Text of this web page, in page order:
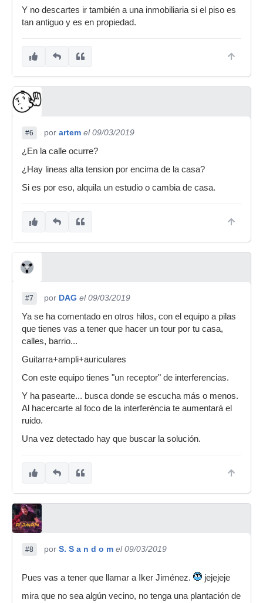
Y no descartes ir también a una inmobiliaria si el piso es
tan antiguo y es en propiedad.
#6 por artem el 09/03/2019
¿En la calle ocurre?
¿Hay lineas alta tension por encima de la casa?
Si es por eso, alquila un estudio o cambia de casa.
#7 por DAG el 09/03/2019
Ya se ha comentado en otros hilos, con el equipo a pilas
que tienes vas a tener que hacer un tour por tu casa,
calles, barrio...
Guitarra+ampli+auriculares
Con este equipo tienes "un receptor" de interferencias.
Y ha pasearte... busca donde se escucha más o menos.
Al hacercarte al foco de la interferéncia te aumentará el
ruido.
Una vez detectado hay que buscar la solución.
#8 por S. S a n d o m el 09/03/2019
Pues vas a tener que llamar a Iker Jiménez.
jejejeje
mira que no sea algún vecino, no tenga una plantación de